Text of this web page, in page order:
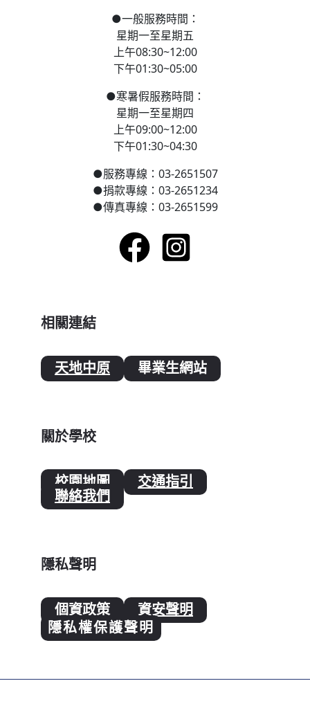
●一般服務時間：
星期一至星期五
上午08:30~12:00
下午01:30~05:00
●寒暑假服務時間：
星期一至星期四
上午09:00~12:00
下午01:30~04:30
●服務專線：03-2651507
●捐款專線：03-2651234
●傳真專線：03-2651599
相關連結
天地中原 畢業生網站
關於學校
校園地圖 交通指引
聯絡我們
隱私聲明
個資政策
資安聲明
隱私權保護聲明